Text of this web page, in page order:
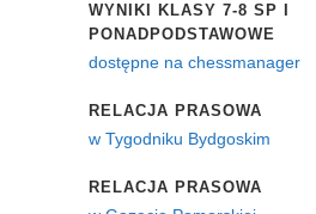
WYNIKI KLASY 7-8 SP I
PONADPODSTAWOWE
dostępne na chessmanager
RELACJA PRASOWA
w Tygodniku Bydgoskim
RELACJA PRASOWA